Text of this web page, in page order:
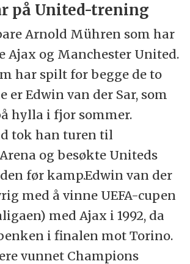
på United-trening
Arnold Mühren som har
Ajax og Manchester United.
har spilt for begge de to
er Edwin van der Sar, som
hylla i fjor sommer.
tok han turen til
og besøkte Uniteds
før kamp.Edwin van der
med å vinne UEFA-cupen
med Ajax i 1992, da
i finalen mot Torino.
vunnet Champions